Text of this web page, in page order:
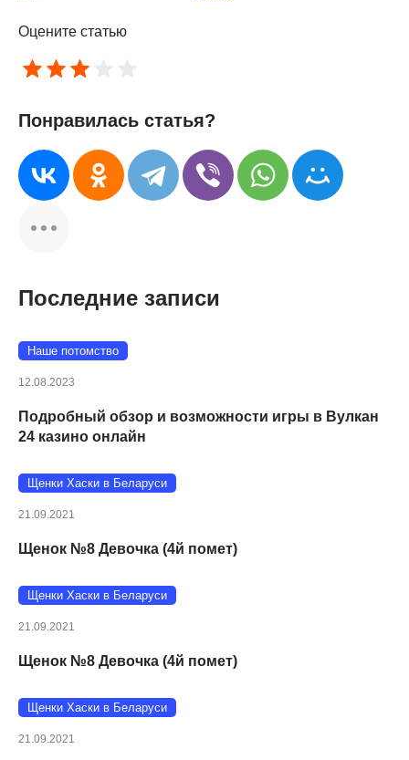
Оцените статью
Понравилась статья?
Последние записи
Наше потомство
12.08.2023
Подробный обзор и возможности игры в Вулкан
24 казино онлайн
Щенки Хаски в Беларуси
21.09.2021
Щенок №8 Девочка (4й помет)
Щенки Хаски в Беларуси
21.09.2021
Щенок №8 Девочка (4й помет)
Щенки Хаски в Беларуси
21.09.2021